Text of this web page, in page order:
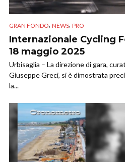
GRAN FONDO, NEWS, PRO
Internazionale Cycling
18 maggio 2025
Urbisaglia – La direzione di gara,
Giuseppe Greci, si è dimostrata
la...